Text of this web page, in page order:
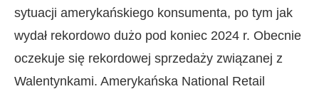
sytuacji amerykańskiego konsumenta, po tym jak
wydał rekordowo dużo pod koniec 2024 r. Obecnie
oczekuje się rekordowej sprzedaży związanej z
Walentynkami. Amerykańska National Retail